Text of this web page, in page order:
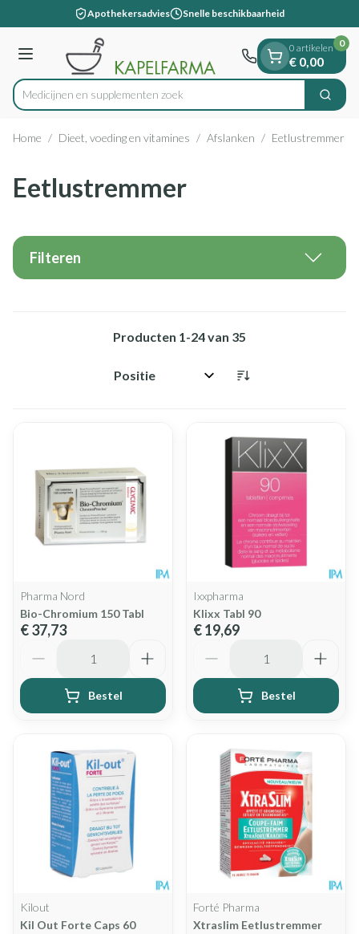
Ga naar de inhoudApothekersadvies Snelle beschikbaarheid
Menu
Product, merk, categorie...
Medicijnen Zoek
0 artikelen
€ 0,00
0
Home / Dieet, voeding en vitamines / Afslanken / Eetlustremmer
Eetlustremmer
Filteren
Producten 1-24van 35
Sorteer op:
Pharma Nord
Bio-Chromium 150 Tabl
€ 37,73
Bestel
Ixxpharma
Klixx Tabl 90
€ 19,69
Bestel
Kilout
Kil Out Forte Caps 60
Forté Pharma
Xtraslim Eetlustremmer